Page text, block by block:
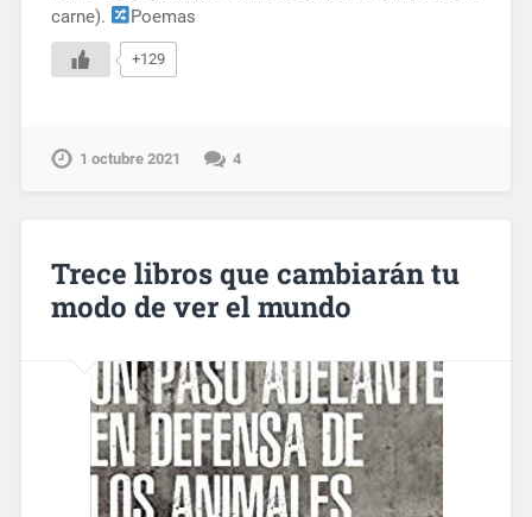
carne).
Poemas
+129
1 octubre 2021 4
Trece libros que cambiarán tu
modo de ver el mundo